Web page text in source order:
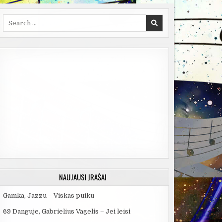
NAUJAUSI ĮRAŠAI
Gamka, Jazzu – Viskas puiku
69 Danguje, Gabrielius Vagelis – Jei leisi